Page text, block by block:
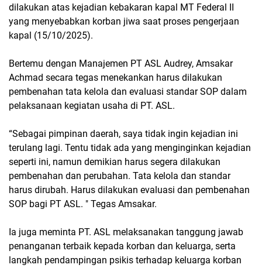
dilakukan atas kejadian kebakaran kapal MT Federal II
yang menyebabkan korban jiwa saat proses pengerjaan
kapal (15/10/2025).
Bertemu dengan Manajemen PT ASL Audrey, Amsakar
Achmad secara tegas menekankan harus dilakukan
pembenahan tata kelola dan evaluasi standar SOP dalam
pelaksanaan kegiatan usaha di PT. ASL.
“Sebagai pimpinan daerah, saya tidak ingin kejadian ini
terulang lagi. Tentu tidak ada yang menginginkan kejadian
seperti ini, namun demikian harus segera dilakukan
pembenahan dan perubahan. Tata kelola dan standar
harus dirubah. Harus dilakukan evaluasi dan pembenahan
SOP bagi PT ASL. " Tegas Amsakar.
Ia juga meminta PT. ASL melaksanakan tanggung jawab
penanganan terbaik kepada korban dan keluarga, serta
langkah pendampingan psikis terhadap keluarga korban